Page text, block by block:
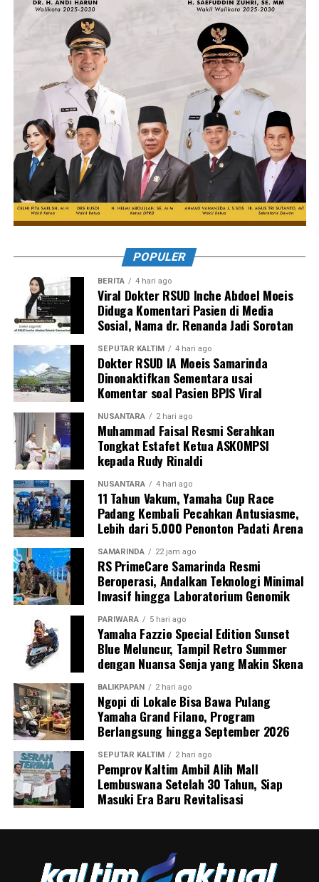
POPULER
BERITA 4 hari ago
Viral Dokter RSUD Inche Abdoel Moeis
Diduga Komentari Pasien di Media
Sosial, Nama dr. Renanda Jadi Sorotan
SEPUTAR KALTIM 4 hari ago
Dokter RSUD IA Moeis Samarinda
Dinonaktifkan Sementara usai
Komentar soal Pasien BPJS Viral
NUSANTARA 2 hari ago
Muhammad Faisal Resmi Serahkan
Tongkat Estafet Ketua ASKOMPSI
kepada Rudy Rinaldi
NUSANTARA 4 hari ago
11 Tahun Vakum, Yamaha Cup Race
Padang Kembali Pecahkan Antusiasme,
Lebih dari 5.000 Penonton Padati Arena
SAMARINDA 22 jam ago
RS PrimeCare Samarinda Resmi
Beroperasi, Andalkan Teknologi Minimal
Invasif hingga Laboratorium Genomik
PARIWARA 5 hari ago
Yamaha Fazzio Special Edition Sunset
Blue Meluncur, Tampil Retro Summer
dengan Nuansa Senja yang Makin Skena
BALIKPAPAN 2 hari ago
Ngopi di Lokale Bisa Bawa Pulang
Yamaha Grand Filano, Program
Berlangsung hingga September 2026
SEPUTAR KALTIM 2 hari ago
Pemprov Kaltim Ambil Alih Mall
Lembuswana Setelah 30 Tahun, Siap
Masuki Era Baru Revitalisasi